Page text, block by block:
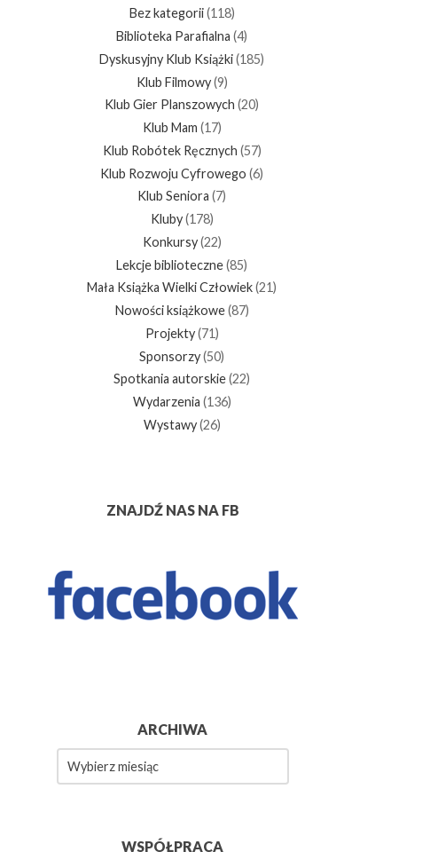
Bez kategorii(118)
Biblioteka Parafialna (4)
Dyskusyjny Klub Książki(185)
Klub Filmowy(9)
Klub Gier Planszowych (20)
Klub Mam (17)
Klub Robótek Ręcznych (57)
Klub Rozwoju Cyfrowego (6)
Klub Seniora (7)
Kluby(178)
Konkursy(22)
Lekcje biblioteczne(85)
Mała Książka Wielki Człowiek(21)
Nowości książkowe(87)
Projekty(71)
Sponsorzy(50)
Spotkania autorskie(22)
Wydarzenia (136)
Wystawy(26)
ZNAJDŹ NAS NA FB
ARCHIWA
WSPÓŁPRACA